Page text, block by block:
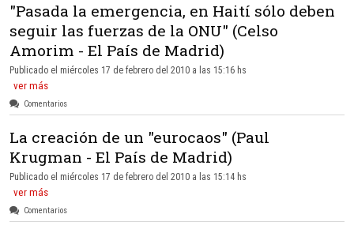
"Pasada la emergencia, en Haití sólo deben
seguir las fuerzas de la ONU" (Celso
Amorim - El País de Madrid)
Publicado el miércoles 17 de febrero del 2010 a las 15:16 hs
ver más
Comentarios
La creación de un "eurocaos" (Paul
Krugman - El País de Madrid)
Publicado el miércoles 17 de febrero del 2010 a las 15:14 hs
ver más
Comentarios